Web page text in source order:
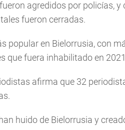
agredidos por policías,
fueron cerradas.
popular en Bielorrusia, con
que fuera inhabilitado en
afirma que 32
huido de Bielorrusia y